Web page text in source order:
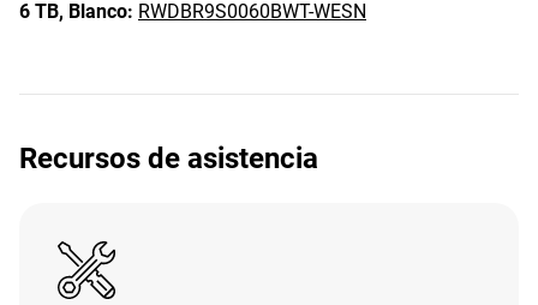
6 TB, Blanco: RWDBR9S0060BWT-WESN
Recursos de asistencia